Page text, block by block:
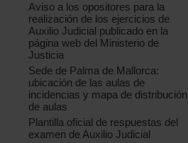
Aviso a los opositores para la
realización de los ejercicios de
Auxilio Judicial publicado en la
página web del Ministerio de
Justicia
Sede de Palma de Mallorca:
ubicación de las aulas de
incidencias y mapa de distribución
de aulas
Plantilla oficial de respuestas del
examen de Auxilio Judicial